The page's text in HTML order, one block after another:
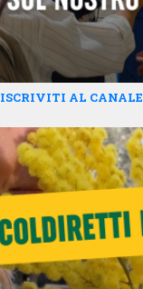
ISCRIVITI AL CANALE